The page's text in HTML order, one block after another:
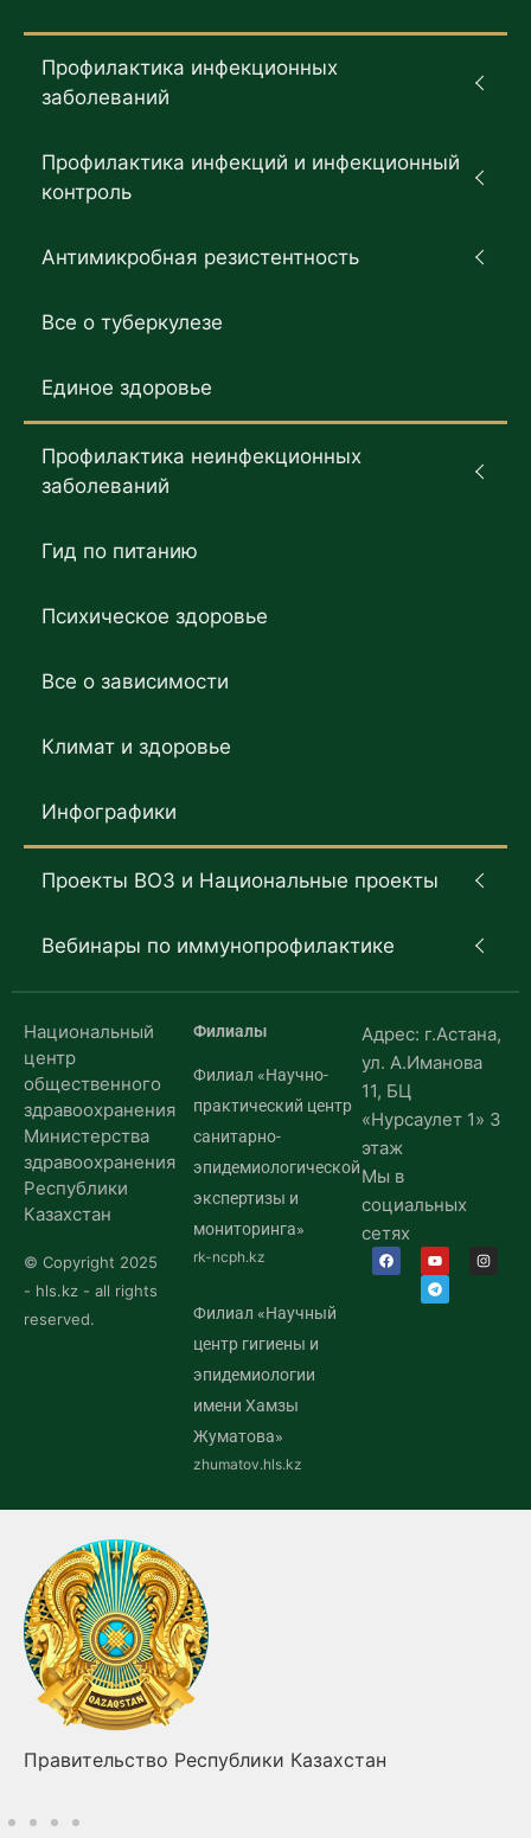
Профилактика инфекционных
заболеваний
Профилактика инфекций и инфекционный
контроль
Антимикробная резистентность
Все о туберкулезе
Единое здоровье
Профилактика неинфекционных
заболеваний
Гид по питанию
Психическое здоровье
Все о зависимости
Климат и здоровье
Инфографики
Проекты ВОЗ и Национальные проекты
Вебинары по иммунопрофилактике
Национальный
центр
общественного
здравоохранения
Министерства
здравоохранения
Республики
Казахстан
© Copyright 2025
- hls.kz - all rights
reserved.
Филиалы
Филиал «Научно-
практический центр
санитарно-
эпидемиологической
экспертизы и
мониторинга»
rk-ncph.kz
Филиал «Научный
центр гигиены и
эпидемиологии
имени Хамзы
Жуматова»
zhumatov.hls.kz
Адрес: г.Астана,
ул. А.Иманова
11, БЦ
«Нурсаулет 1» 3
этаж
Мы в
социальных
сетях
Правительство Республики Казахстан